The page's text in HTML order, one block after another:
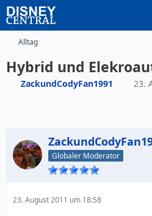
Alltag
Hybrid und
ZackundCodyFan1991 23.
Globaler Moderator
23. August 2011 um 18:58